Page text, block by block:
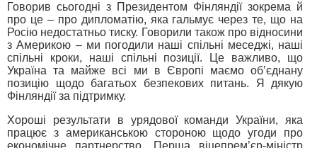
Говорив сьогодні з Президентом Фінляндії зокрема й
про це – про дипломатію, яка гальмує через те, що на
Росію недостатньо тиску. Говорили також про відносини
з Америкою – ми погодили наші спільні меседжі, наші
спільні кроки, наші спільні позиції. Це важливо, що
Україна та майже всі ми в Європі маємо об’єднану
позицію щодо багатьох безпекових питань. Я дякую
Фінляндії за підтримку.
Хороші результати в урядової команди України, яка
працює з американською стороною щодо угоди про
економічне партнерство. Перша віцепрем’єр-міністр